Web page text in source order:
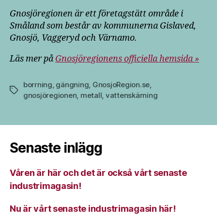
Gnosjöregionen är ett företagstätt område i
Småland som består av kommunerna Gislaved,
Gnosjö, Vaggeryd och Värnamo.
Läs mer på Gnosjöregionens officiella hemsida »
Etiketter
borrning gängning GnosjoRegion.se
gnosjöregionen metall vattenskärning
Senaste inlägg
Våren är här och det är också vårt senaste
industrimagasin!
Nu är vårt senaste industrimagasin här!